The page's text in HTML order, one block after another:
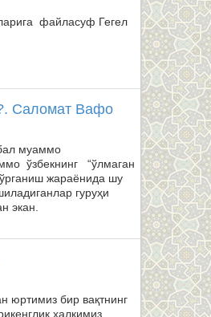
файласуф Гегел
Саломат Вафо
муаммо
ўзбекнинг “ўлмаган
жараёнида шу
гуруҳи
экан.
юртимиз бир вақтнинг
халқимиз